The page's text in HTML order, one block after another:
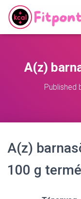
A(z)
Published
A(z)
100 g